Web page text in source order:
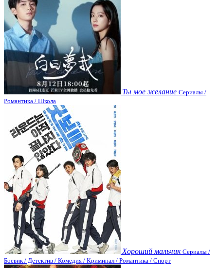
Ты мое желание Сериалы /
Романтика / Школа
Хороший мальчик Сериалы /
Боевик / Детектив / Комедия / Криминал / Романтика / Спорт